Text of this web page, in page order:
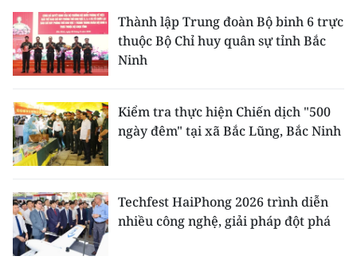
Thành lập Trung đoàn Bộ binh 6 trực
thuộc Bộ Chỉ huy quân sự tỉnh Bắc
Ninh
Kiểm tra thực hiện Chiến dịch "500
ngày đêm" tại xã Bắc Lũng, Bắc Ninh
Techfest HaiPhong 2026 trình diễn
nhiều công nghệ, giải pháp đột phá